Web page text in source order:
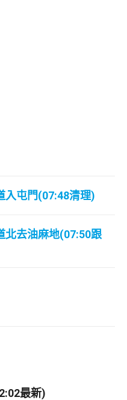
入屯門(07:48清理)
北去油麻地(07:50跟
最新)